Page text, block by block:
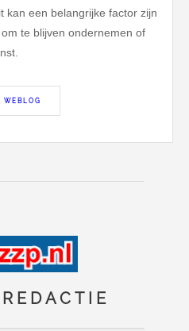
kan een belangrijke factor zijn
te blijven ondernemen of